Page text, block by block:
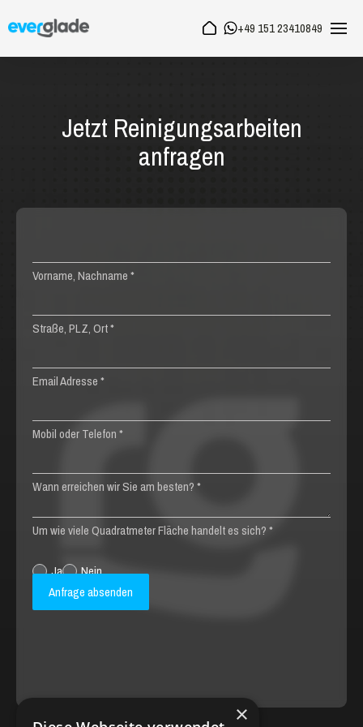
+49 151 23410849
Jetzt Reinigungsarbeiten
anfragen
Vorname, Nachname *
Straße, PLZ, Ort *
Email Adresse *
Mobil oder Telefon *
Wann erreichen wir Sie am besten? *
Um wie viele Quadratmeter Fläche handelt es sich? *
Ja
Nein
Verfugen gewünscht?
×